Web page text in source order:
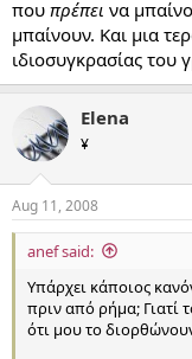
που πρέπει να
μπαίνουν. Και μια
ιδιοσυγκρασίας του
Elena
¥
Aug 11, 2008
anef said:
Υπάρχει κάποιος
πριν από ρήμα; Γιατί
ότι μου το